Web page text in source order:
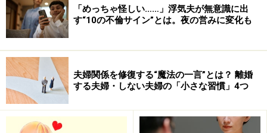
髪は1メートル離れて見られるときは少々の痛みや白髪
も気になりませんが、至近距離で誰かに見られる、ある
いは誰かに触られる可能性が高まったとたんに、お手入
れのニーズが高まるものです。夫以外の男性に触れられ
るための白髪染め。女心を察してください。
もう一段踏み込むと、ムダ毛の処理を丁寧にするように
なるという事象もあります。脇毛、アンダーヘアー、ま
「めっちゃ怪しい……」浮気夫が無意識に出
す“10の不倫サイン”とは。夜の営みに変化も
夫婦関係を修復する“魔法の一言”とは？ 離婚
する夫婦・しない夫婦の「小さな習慣」4つ